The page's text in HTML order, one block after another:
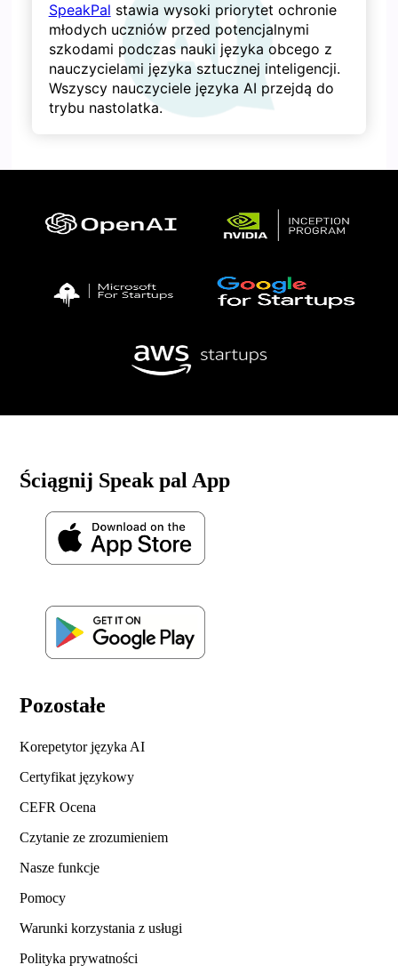
SpeakPal stawia wysoki priorytet ochronie
młodych uczniów przed potencjalnymi
szkodami podczas nauki języka obcego z
nauczycielami języka sztucznej inteligencji.
Wszyscy nauczyciele języka AI przejdą do
trybu nastolatka.
Ściągnij Speak pal App
Pozostałe
Korepetytor języka AI
Certyfikat językowy
CEFR Ocena
Czytanie ze zrozumieniem
Nasze funkcje
Pomocy
Warunki korzystania z usługi
Polityka prywatności